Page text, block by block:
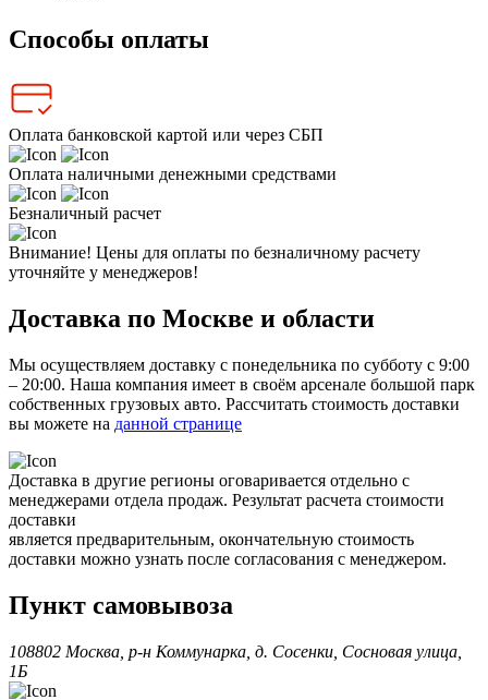
Способы оплаты
Оплата банковской картой или через СБП
Оплата наличными денежными средствами
Безналичный расчет
Внимание! Цены для оплаты по безналичному расчету
уточняйте у менеджеров!
Доставка по Москве и области
Мы осуществляем доставку с понедельника по субботу с 9:00
– 20:00. Наша компания имеет в своём арсенале большой парк
собственных грузовых авто. Рассчитать стоимость доставки
вы можете на данной странице
Доставка в другие регионы оговаривается отдельно с
менеджерами отдела продаж. Результат расчета стоимости
доставки
является предварительным, окончательную стоимость
доставки можно узнать после согласования с менеджером.
Пункт самовывоза
108802 Москва, р-н Коммунарка, д. Сосенки, Сосновая улица,
1Б